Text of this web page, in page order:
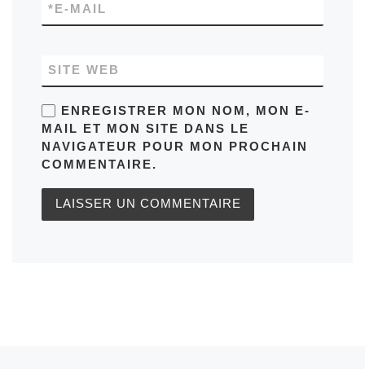
E-MAIL
*
SITE WEB
ENREGISTRER MON NOM, MON E-
MAIL ET MON SITE DANS LE
NAVIGATEUR POUR MON PROCHAIN
COMMENTAIRE.